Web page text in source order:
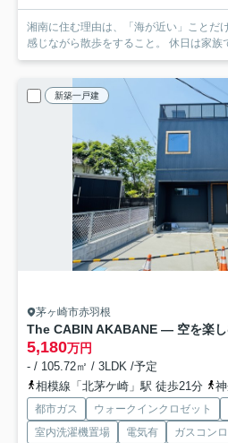
湘南に住む理由は、「海が近い」ことだけではあ
感じながら散歩をすること。 休日は家族
新築一戸建
茅ヶ崎市赤羽根
5,180万円
- / 105.72㎡ / 3LDK /予定
相模線「北茅ケ崎」駅 徒歩21分
神奈
都市ガス ウォークインクロゼット
室内洗濯機置場
電気有
ガスコンロ